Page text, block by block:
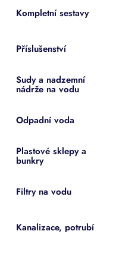
Kompletní sestavy
Příslušenství
Sudy a nadzemní
nádrže na vodu
Odpadní voda
Plastové sklepy a
bunkry
Filtry na vodu
Kanalizace, potrubí